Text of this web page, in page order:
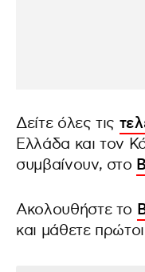
Δείτε όλες τις
Ελλάδα και τον
συμβαίνουν, στο
Ακολουθήστε το
και μάθετε